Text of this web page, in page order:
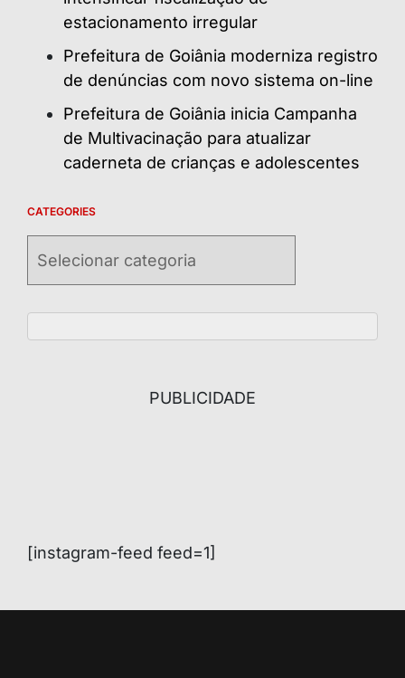
estacionamento irregular
Prefeitura de Goiânia moderniza registro
de denúncias com novo sistema on-line
Prefeitura de Goiânia inicia Campanha
de Multivacinação para atualizar
caderneta de crianças e adolescentes
CATEGORIES
PUBLICIDADE
[instagram-feed feed=1]